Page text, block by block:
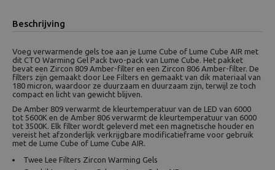
Beschrijving
Voeg verwarmende gels toe aan je Lume Cube of Lume Cube AIR met
dit CTO Warming Gel Pack two-pack van Lume Cube. Het pakket
bevat een Zircon 809 Amber-filter en een Zircon 806 Amber-filter. De
filters zijn gemaakt door Lee Filters en gemaakt van dik materiaal van
180 micron, waardoor ze duurzaam en duurzaam zijn, terwijl ze toch
compact en licht van gewicht blijven.
De Amber 809 verwarmt de kleurtemperatuur van de LED van 6000
tot 5600K en de Amber 806 verwarmt de kleurtemperatuur van 6000
tot 3500K. Elk filter wordt geleverd met een magnetische houder en
vereist het afzonderlijk verkrijgbare modificatieframe voor gebruik
met de Lume Cube of Lume Cube AIR.
Twee Lee Filters Zircon Warming Gels